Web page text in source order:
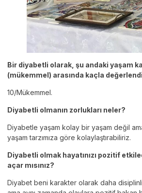
Bir diyabetli olarak, şu andaki yaşam
(mükemmel) arasında kaçla
10/Mükemmel.
Diyabetli olmanın zorlukları neler?
Diyabetle yaşam kolay bir yaşam değil
yaşam tarzımıza göre kolaylaştırabiliriz.
Diyabetli olmak hayatınızı pozitif
açar mısınız?
Diyabet beni karakter olarak daha